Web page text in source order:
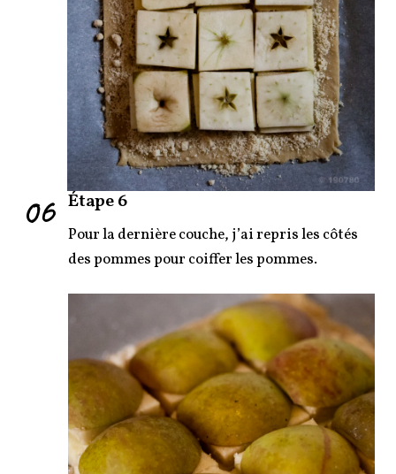
06 Étape 6
Pour la dernière couche, j’ai repris les côtés
des pommes pour coiffer les pommes.